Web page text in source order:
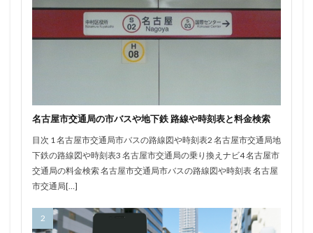
名古屋市交通局の市バスや地下鉄 路線や時刻表と料金検索
目次 1 名古屋市交通局市バスの路線図や時刻表2 名古屋市交通局地
下鉄の路線図や時刻表3 名古屋市交通局の乗り換えナビ4 名古屋市
交通局の料金検索 名古屋市交通局市バスの路線図や時刻表 名古屋
市交通局[…]